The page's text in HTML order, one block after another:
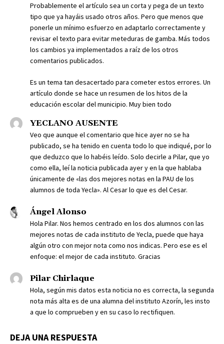
Probablemente el artículo sea un corta y pega de un texto
tipo que ya hayáis usado otros años. Pero que menos que
ponerle un mínimo esfuerzo en adaptarlo correctamente y
revisar el texto para evitar meteduras de gamba. Más todos
los cambios ya implementados a raíz de los otros
comentarios publicados.
Es un tema tan desacertado para cometer estos errores. Un
artículo donde se hace un resumen de los hitos de la
educación escolar del municipio. Muy bien todo
YECLANO AUSENTE
Veo que aunque el comentario que hice ayer no se ha
publicado, se ha tenido en cuenta todo lo que indiqué, por lo
que deduzco que lo habéis leído. Solo decirle a Pilar, que yo
como ella, leí la noticia publicada ayer y en la que hablaba
únicamente de «las dos mejores notas en la PAU de los
alumnos de toda Yecla». Al Cesar lo que es del Cesar.
Ángel Alonso
Hola Pilar. Nos hemos centrado en los dos alumnos con las
mejores notas de cada instituto de Yecla, puede que haya
algún otro con mejor nota como nos indicas. Pero ese es el
enfoque: el mejor de cada instituto. Gracias
Pilar Chirlaque
Hola, según mis datos esta noticia no es correcta, la segunda
nota más alta es de una alumna del instituto Azorín, les insto
a que lo comprueben y en su caso lo rectifiquen.
DEJA UNA RESPUESTA